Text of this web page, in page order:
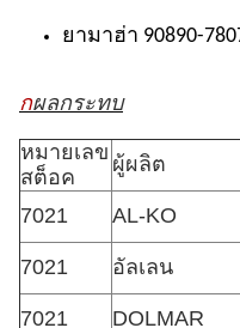
ยามาฮ่า 90890-
กผลกระทบ
หมายเลข
สต็อค
ผู้ผลิต
7021 AL-KO
7021
อัลเลน
7021
DOLMAR